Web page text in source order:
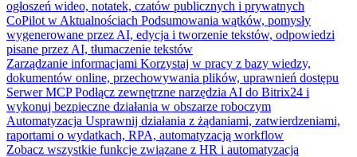
ogłoszeń wideo, notatek, czatów publicznych i prywatnych
CoPilot w Aktualnościach Podsumowania wątków, pomysły
wygenerowane przez AI, edycja i tworzenie tekstów, odpowiedzi
pisane przez AI, tłumaczenie tekstów
Zarządzanie informacjami Korzystaj w pracy z bazy wiedzy,
dokumentów online, przechowywania plików, uprawnień dostępu
Serwer MCP Podłącz zewnętrzne narzędzia AI do Bitrix24 i
wykonuj bezpieczne działania w obszarze roboczym
Automatyzacja Usprawnij działania z żądaniami, zatwierdzeniami,
raportami o wydatkach, RPA, automatyzacją workflow
Zobacz wszystkie funkcje związane z HR i automatyzacją